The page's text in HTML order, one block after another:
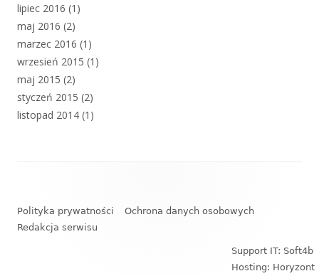
lipiec 2016 (1)
maj 2016 (2)
marzec 2016 (1)
wrzesień 2015 (1)
maj 2015 (2)
styczeń 2015 (2)
listopad 2014 (1)
stopki
Polityka prywatności
Ochrona danych osobowych
Redakcja serwisu
Support IT: Soft4b
Hosting: Horyzont